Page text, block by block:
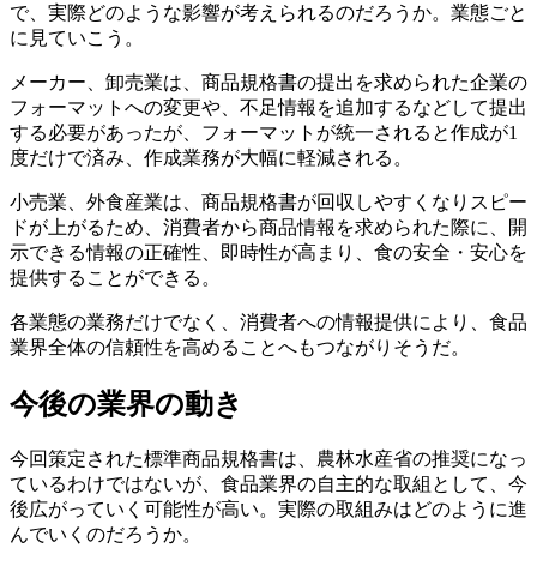
で、実際どのような影響が考えられるのだろうか。業態ごと
に見ていこう。
メーカー、卸売業は、商品規格書の提出を求められた企業の
フォーマットへの変更や、不足情報を追加するなどして提出
する必要があったが、フォーマットが統一されると作成が1
度だけで済み、作成業務が大幅に軽減される。
小売業、外食産業は、商品規格書が回収しやすくなりスピー
ドが上がるため、消費者から商品情報を求められた際に、開
示できる情報の正確性、即時性が高まり、食の安全・安心を
提供することができる。
各業態の業務だけでなく、消費者への情報提供により、食品
業界全体の信頼性を高めることへもつながりそうだ。
今後の業界の動き
今回策定された標準商品規格書は、農林水産省の推奨になっ
ているわけではないが、食品業界の自主的な取組として、今
後広がっていく可能性が高い。実際の取組みはどのように進
んでいくのだろうか。